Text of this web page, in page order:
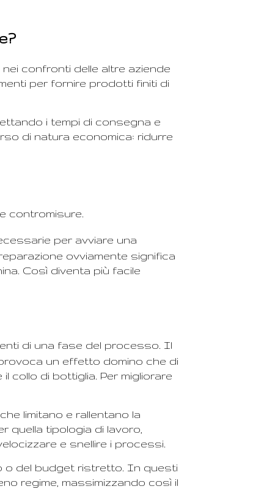
confronti delle altre aziende
per fornire prodotti finiti di
i tempi di consegna e
di natura economica: ridurre
contromisure.
per avviare una
ovviamente significa
Così diventa più facile
di una fase del processo. Il
un effetto domino che di
di bottiglia. Per migliorare
limitano e rallentano la
quella tipologia di lavoro,
e snellire i processi.
o del budget ristretto. In questi
regime, massimizzando così il